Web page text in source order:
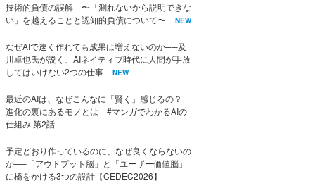
技術的負債の誤解 〜「測れないから説明できな
い」を越えることと認知的負債について〜
NEW
なぜAIで速く作れても成果は増えないのか──及
川卓也氏が説く、AIネイティブ時代に人間が手放
してはいけない2つの仕事
NEW
最近のAIは、なぜこんなに「賢く」感じるの？
進化の裏にあるモノとは #マンガでわかるAIの
仕組み 第2話
予定どおり作っているのに、なぜ良くならないの
か──「アウトプット脳」と「ユーザー価値脳」
に橋をかける3つの設計【CEDEC2026】